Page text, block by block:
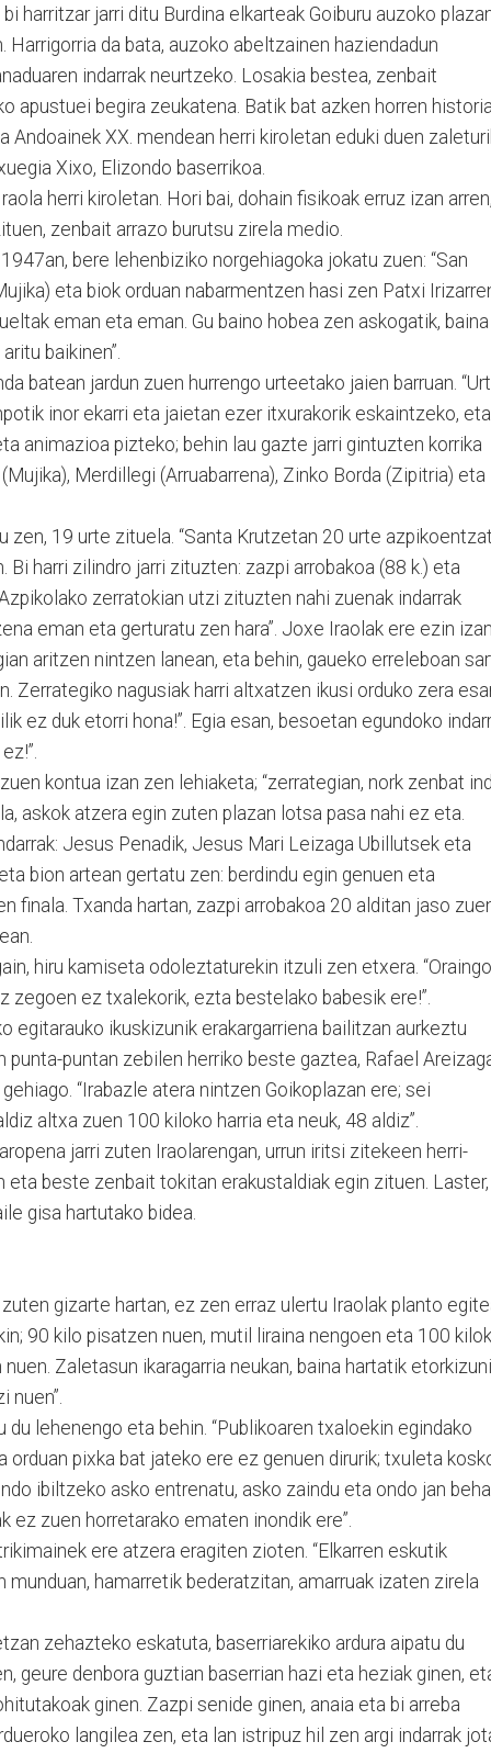
harritzar jarri ditu Burdina elkarteak Goiburu auzoko
Harrigorria da bata, auzoko abeltzainen haziendadun
indarrak neurtzeko. Losakia bestea, zenbait
apustuei begira zeukatena. Batik bat azken horren historia
Andoainek XX. mendean herri kiroletan eduki duen
Xixo, Elizondo baserrikoa.
herri kiroletan. Hori bai, dohain fisikoak erruz izan arren,
zenbait arrazo burutsu zirela medio.
bere lehenbiziko norgehiagoka jokatu zuen: “San
eta biok orduan nabarmentzen hasi zen Patxi
eman eta eman. Gu baino hobea zen askogatik, baina
baikinen”.
batean jardun zuen hurrengo urteetako jaien barruan.
inor ekarri eta jaietan ezer itxurakorik eskaintzeko, eta
animazioa pizteko; behin lau gazte jarri gintuzten korrika
Merdillegi (Arruabarrena), Zinko Borda (Zipitria) eta
19 urte zituela. “Santa Krutzetan 20 urte azpikoentzat
harri zilindro jarri zituzten: zazpi arrobakoa (88 k.) eta
zerratokian utzi zituzten nahi zuenak indarrak
eman eta gerturatu zen hara”. Joxe Iraolak ere ezin izan
aritzen nintzen lanean, eta behin, gaueko erreleboan
Zerrategiko nagusiak harri altxatzen ikusi orduko zera
ez duk etorri hona!”. Egia esan, besoetan egundoko
kontua izan zen lehiaketa; “zerrategian, nork zenbat
askok atzera egin zuten plazan lotsa pasa nahi ez eta.
Jesus Penadik, Jesus Mari Leizaga Ubillutsek eta
bion artean gertatu zen: berdindu egin genuen eta
finala. Txanda hartan, zazpi arrobakoa 20 alditan jaso
hiru kamiseta odoleztaturekin itzuli zen etxera. “Oraingo
zegoen ez txalekorik, ezta bestelako babesik ere!”.
egitarauko ikuskizunik erakargarriena bailitzan aurkeztu
punta-puntan zebilen herriko beste gaztea, Rafael
“Irabazle atera nintzen Goikoplazan ere; sei
altxa zuen 100 kiloko harria eta neuk, 48 aldiz”.
jarri zuten Iraolarengan, urrun iritsi zitekeen herri-
eta beste zenbait tokitan erakustaldiak egin zituen. Laster,
gisa hartutako bidea.
gizarte hartan, ez zen erraz ulertu Iraolak planto
90 kilo pisatzen nuen, mutil liraina nengoen eta 100
Zaletasun ikaragarria neukan, baina hartatik
lehenengo eta behin. “Publikoaren txaloekin egindako
pixka bat jateko ere ez genuen dirurik; txuleta
ibiltzeko asko entrenatu, asko zaindu eta ondo jan
zuen horretarako ematen inondik ere”.
ere atzera eragiten zioten. “Elkarren eskutik
hamarretik bederatzitan, amarruak izaten zirela
zehazteko eskatuta, baserriarekiko ardura aipatu du
geure denbora guztian baserrian hazi eta heziak ginen,
ginen. Zazpi senide ginen, anaia eta bi arreba
langilea zen, eta lan istripuz hil zen argi indarrak